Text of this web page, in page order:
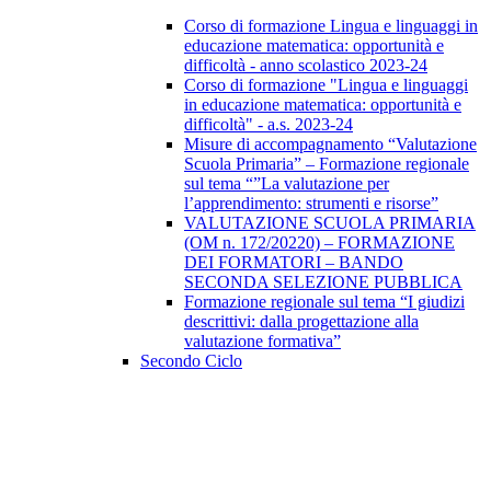
Corso di formazione Lingua e linguaggi in
educazione matematica: opportunità e
difficoltà - anno scolastico 2023-24
Corso di formazione "Lingua e linguaggi
in educazione matematica: opportunità e
difficoltà" - a.s. 2023-24
Misure di accompagnamento “Valutazione
Scuola Primaria” – Formazione regionale
sul tema “”La valutazione per
l’apprendimento: strumenti e risorse”
VALUTAZIONE SCUOLA PRIMARIA
(OM n. 172/20220) – FORMAZIONE
DEI FORMATORI – BANDO
SECONDA SELEZIONE PUBBLICA
Formazione regionale sul tema “I giudizi
descrittivi: dalla progettazione alla
valutazione formativa”
Secondo Ciclo